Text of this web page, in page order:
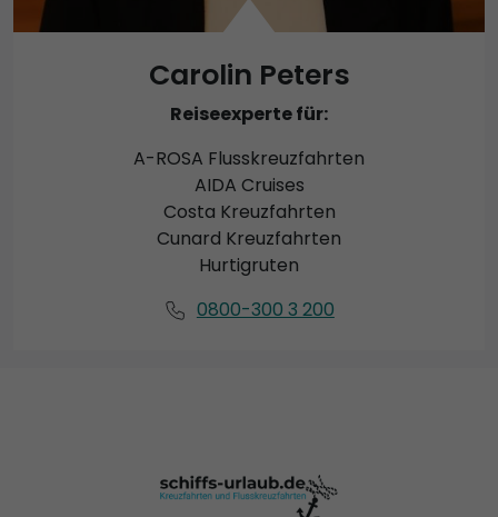
Carolin Peters
Reiseexperte für:
A-ROSA Flusskreuzfahrten
AIDA Cruises
Costa Kreuzfahrten
Cunard Kreuzfahrten
Hurtigruten
0800-300 3 200